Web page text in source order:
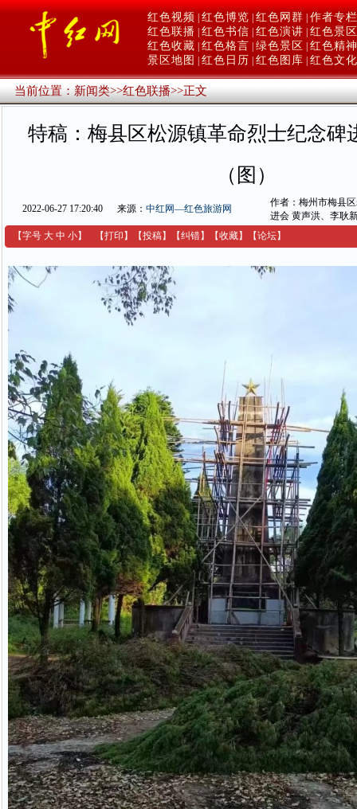
红色视频 红色博览 红色网群 作者专栏
红色联播 红色书信 红色演讲 红色景区
红色收藏 红色格言 绿色景区
红色精神
景区地图
红色日历 红色图库 红色文化
当前位置：新闻类>>红色联播>>正文
特稿：梅县区松源镇革命烈士纪念碑
（图）
2022-06-27 17:20:40 来源： 中红网—红色旅游网
作者：梅州市梅县
进会 黄声洪、李耿
【字号 大 中 小】 【打印 】 【投稿】 【纠错】 【收藏】 【论坛】